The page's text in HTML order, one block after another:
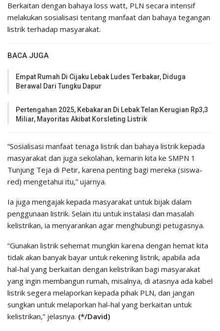
Berkaitan dengan bahaya loss watt, PLN secara intensif
melakukan sosialisasi tentang manfaat dan bahaya tegangan
listrik terhadap masyarakat.
BACA JUGA
Empat Rumah Di Cijaku Lebak Ludes Terbakar, Diduga
Berawal Dari Tungku Dapur
Pertengahan 2025, Kebakaran Di Lebak Telan Kerugian Rp3,3
Miliar, Mayoritas Akibat Korsleting Listrik
“Sosialisasi manfaat tenaga listrik dan bahaya listrik kepada
masyarakat dan juga sekolahan, kemarin kita ke SMPN 1
Tunjung Teja di Petir, karena penting bagi mereka (siswa-
red) mengetahui itu,” ujarnya.
Ia juga mengajak kepada masyarakat untuk bijak dalam
penggunaan listrik. Selain itu untuk instalasi dan masalah
kelistrikan, ia menyarankan agar menghubungi petugasnya.
“Gunakan listrik sehemat mungkin karena dengan hemat kita
tidak akan banyak bayar untuk rekening listrik, apabila ada
hal-hal yang berkaitan dengan kelistrikan bagi masyarakat
yang ingin membangun rumah, misalnya, di atasnya ada kabel
listrik segera melaporkan kepada pihak PLN, dan jangan
sungkan untuk melaporkan hal-hal yang berkaitan untuk
kelistrikan,” jelasnya. (*/David)